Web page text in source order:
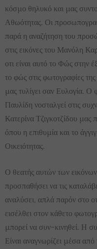
κόσμο θηλυκό και μας
Αθωότητας. Οι
παρά η αναζήτηση του
στις εικόνες του Μανόλη
οτι είναι αυτό το Φώς
το φώς στις φωτογραφίες
μας τυλίγει σαν Ευλογία.
Παυλίδη νοσταλγεί στις
Κατερίνα Τζιγκοτζίδου
όπου η επιθυμία και το
Οικειότητας.
Ο θεατής αυτών των
προσπαθήσει να τις
αναλύσει, απλά παρόν στο
εισέλθει στον κάθετο
μπορεί να συν-κινηθεί. Η
Είναι αναγνωρίζει μέσα από